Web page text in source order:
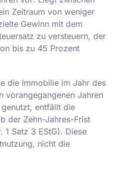
Zeitraum von weniger
Gewinn mit dem
zu versteuern, der
bis zu 45 Prozent
die Immobilie im Jahr des
vorangegangenen Jahren
entfällt die
der Zehn-Jahres-Frist
Satz 3 EStG). Diese
nicht die